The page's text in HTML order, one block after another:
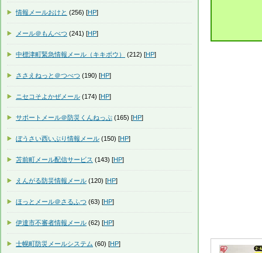
情報メールおけと (256) [HP]
メール＠もんべつ (241) [HP]
中標津町緊急情報メール（キキボウ） (212) [HP]
ささえねっと＠つべつ (190) [HP]
ニセコそよかぜメール (174) [HP]
サポートメール＠防災くんねっぷ (165) [HP]
ぼうさい西いぶり情報メール (150) [HP]
苫前町メール配信サービス (143) [HP]
えんがる防災情報メール (120) [HP]
ほっとメール＠さるふつ (63) [HP]
伊達市不審者情報メール (62) [HP]
士幌町防災メールシステム (60) [HP]